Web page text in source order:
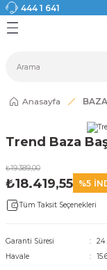
444 1 641
Anasayfa
Trend Baza
₺19.389,00
₺18.419,55 %5
Tüm Taksit Seçenekleri
Garanti Süresi
24
Havale